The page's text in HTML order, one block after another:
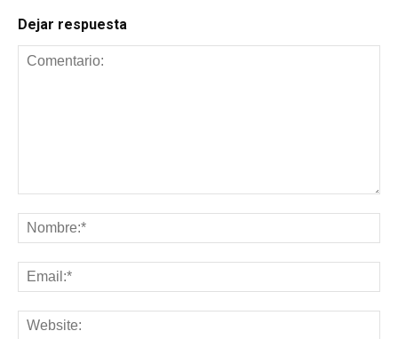
Dejar respuesta